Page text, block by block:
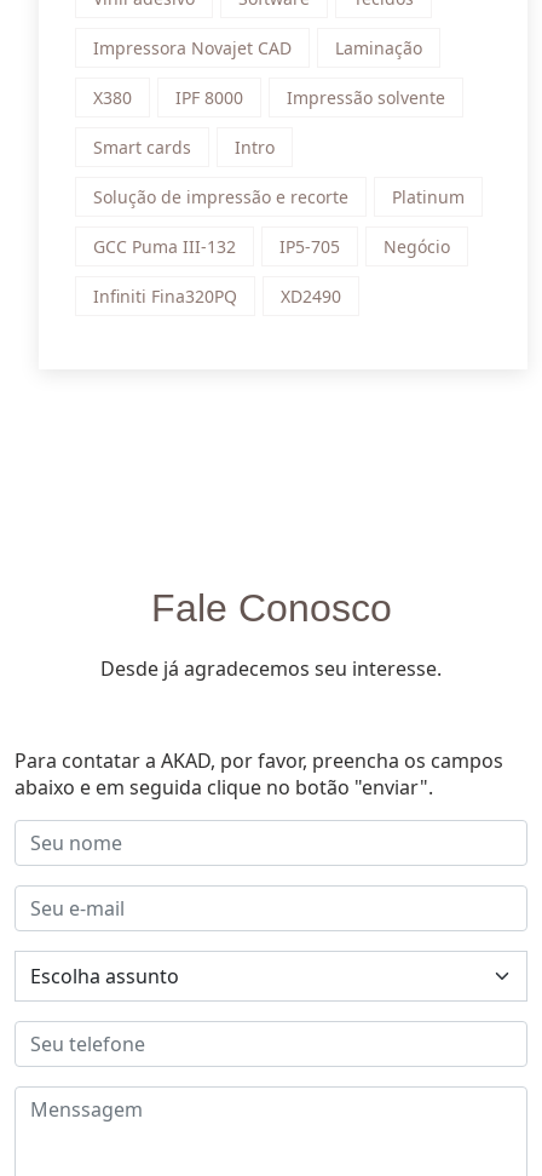
Impressora Novajet CAD Laminação
X380 IPF 8000 Impressão solvente
Smart cards Intro
Solução de impressão e recorte Platinum
GCC Puma III-132 IP5-705 Negócio
Infiniti Fina320PQ XD2490
Fale Conosco
Desde já agradecemos seu interesse.
Para contatar a AKAD, por favor, preencha os campos
abaixo e em seguida clique no botão "enviar".